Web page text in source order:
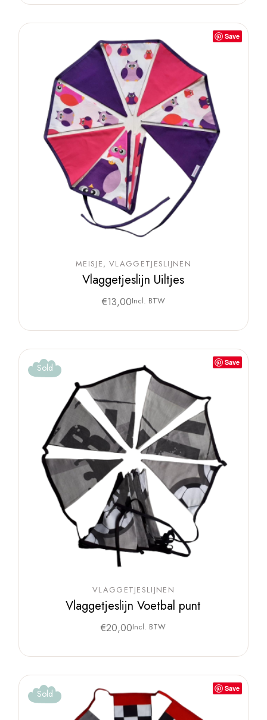
Save
MEISJE VLAGGETJESLIJNEN
Vlaggetjeslijn Uiltjes
€13,00Incl. BTW
Save
Sold
VLAGGETJESLIJNEN
Vlaggetjeslijn Voetbal punt
€20,00Incl. BTW
Save
Sold